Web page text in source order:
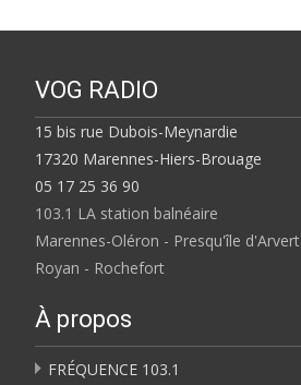
VOG RADIO
15 bis rue Dubois-Meynardie
17320 Marennes-Hiers-Brouage
05 17 25 36 90
103.1 LA station balnéaire
Marennes-Oléron - Presqu'île d'Arvert
Royan - Rochefort
À propos
FRÉQUENCE 103.1